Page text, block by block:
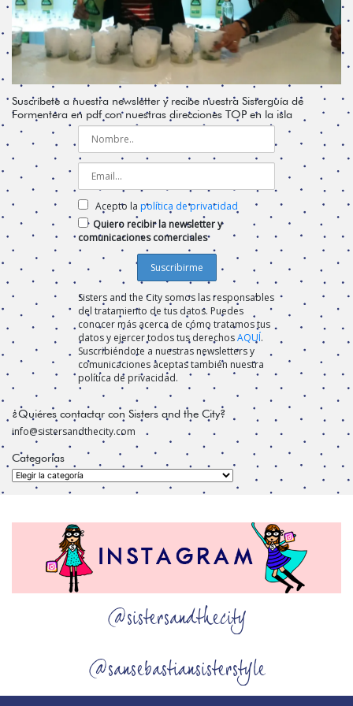
Suscríbete a nuestra newsletter y recibe nuestra Sisterguía de
Formentera en pdf con nuestras direcciones TOP en la isla
Acepto la política de privacidad
Quiero recibir la newsletter y
comunicaciones comerciales
Sisters and the City somos las responsables
del tratamiento de tus datos. Puedes
conocer más acerca de cómo tratamos tus
datos y ejercer todos tus derechosAQUÍ.
Suscribiéndote a nuestras newsletters y
comunicaciones aceptas también nuestra
política de privacidad.
¿Quiéres contactar con Sisters and the City?
info@sistersandthecity.com
Categorías
Categorías
@sistersandthecity
@sansebastiansisterstyle